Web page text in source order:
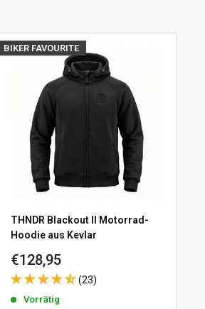
BIKER FAVOURITE
THNDR Blackout II Motorrad-
Hoodie aus Kevlar
Sonderpreis
€128,95
(23)
Vorrätig